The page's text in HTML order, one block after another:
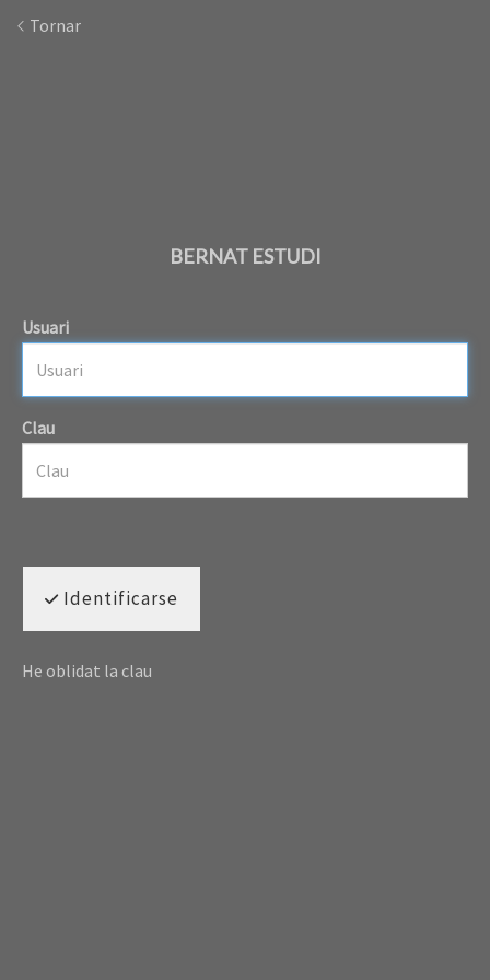
Tornar
BERNAT ESTUDI
Usuari
Clau
Identificarse
He oblidat la clau